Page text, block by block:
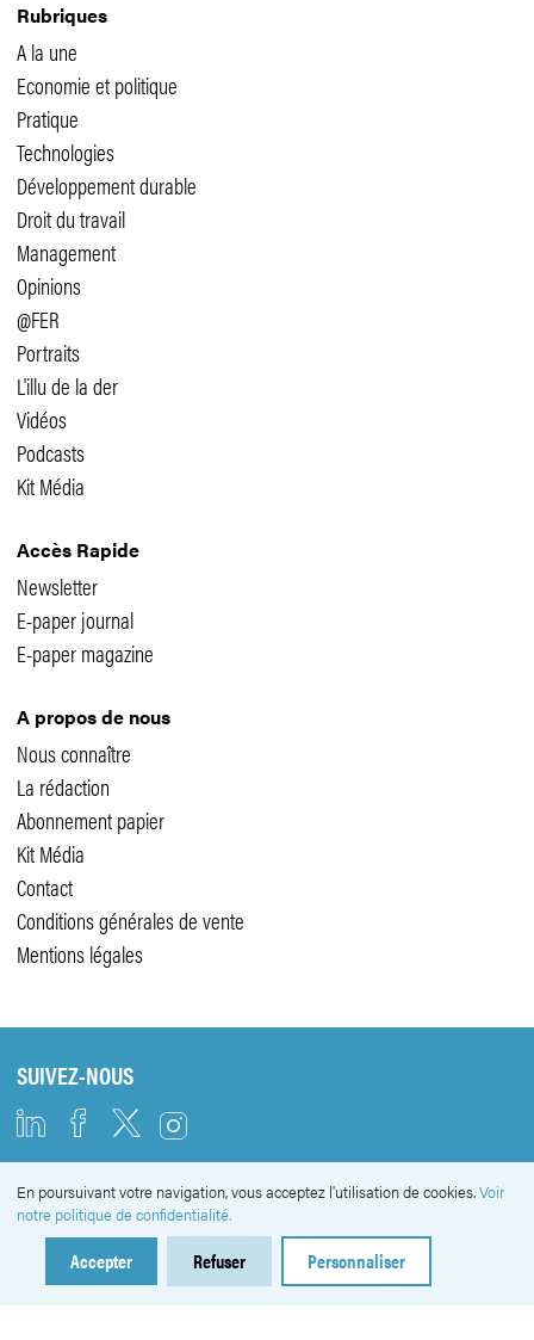
Rubriques
A la une
Economie et politique
Pratique
Technologies
Développement durable
Droit du travail
Management
Opinions
@FER
Portraits
L'illu de la der
Vidéos
Podcasts
Kit Média
Accès Rapide
Newsletter
E-paper journal
E-paper magazine
A propos de nous
Nous connaître
La rédaction
Abonnement papier
Kit Média
Contact
Conditions générales de vente
Mentions légales
SUIVEZ-NOUS
NEWSLETTER
En poursuivant votre navigation, vous acceptez l'utilisation de cookies.Voir
notre politique de confidentialité.
Accepter Refuser Personnaliser